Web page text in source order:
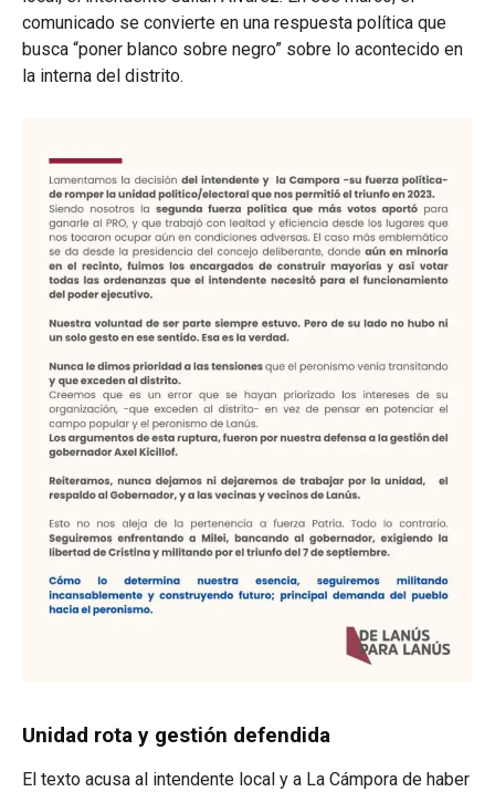
comunicado se convierte en una respuesta política que
busca “poner blanco sobre negro” sobre lo acontecido en
la interna del distrito.
Unidad rota y gestión defendida
El texto acusa al intendente local y a La Cámpora de haber